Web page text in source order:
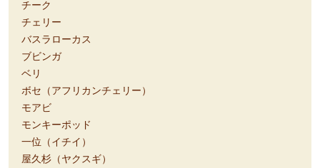
チーク
チェリー
バスラローカス
ブビンガ
ベリ
ボセ（アフリカンチェリー）
モアビ
モンキーポッド
一位（イチイ）
屋久杉（ヤクスギ）